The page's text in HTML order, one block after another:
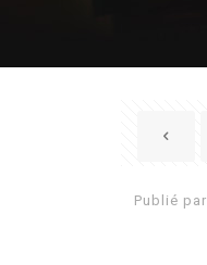
Publié par